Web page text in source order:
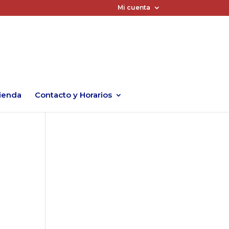
Mi cuenta
Contacto y Horarios